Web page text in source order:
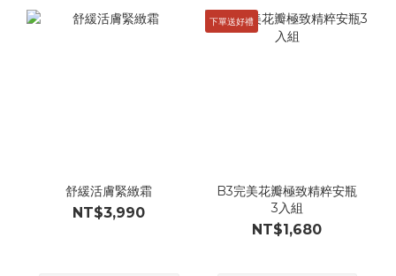
舒緩活膚緊緻霜
NT$3,990
下單送好禮
B3完美花瓣極致精粹安瓶
3入組
NT$1,680